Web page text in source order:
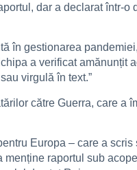
dar a declarat într-
în gestionarea
a verificat
virgulă în text.”
către Guerra, care a
Europa – care a
raportul sub